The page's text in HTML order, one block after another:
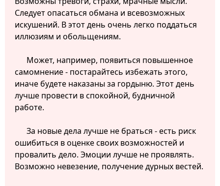
Следует опасаться обмана и всевозможных
искушений. В этот день очень легко поддаться
иллюзиям и обольщениям.
Может, например, появиться повышенное
самомнение - постарайтесь избежать этого,
иначе будете наказаны за гордыню. Этот день
лучше провести в спокойной, будничной
работе.
За новые дела лучше не браться - есть риск
ошибиться в оценке своих возможностей и
провалить дело. Эмоции лучше не проявлять.
Возможно невезение, получение дурных вестей.